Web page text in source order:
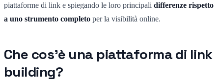
piattaforme di link e spiegando le loro principali differenze rispetto
a uno strumento completo per la visibilità online.
Che cos'è una piattaforma di link
building?